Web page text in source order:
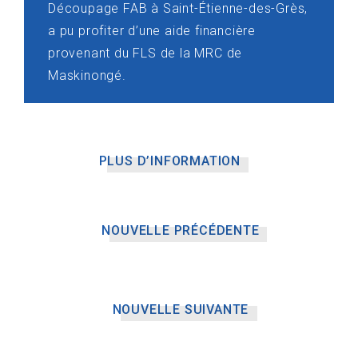
Découpage FAB à Saint-Étienne-des-Grès,
a pu profiter d’une aide financière
provenant du FLS de la MRC de
Maskinongé.
PLUS D’INFORMATION
NOUVELLE PRÉCÉDENTE
NOUVELLE SUIVANTE